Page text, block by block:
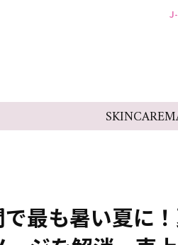
SKINCARE
最も暑い夏に！